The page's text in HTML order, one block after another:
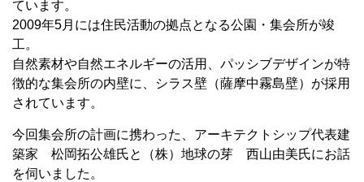
ています。
2009年5月には住民活動の拠点となる公園・集会所が竣
工。
自然素材や自然エネルギーの活用、パッシブデザインが特
徴的な集会所の内壁に、シラス壁（薩摩中霧島壁）が採用
されています。
今回集会所の計画に携わった、アーキテクトシップ代表建
築家 松岡拓公雄氏と（株）地球の芽 西山由美氏にお話
を伺いました。